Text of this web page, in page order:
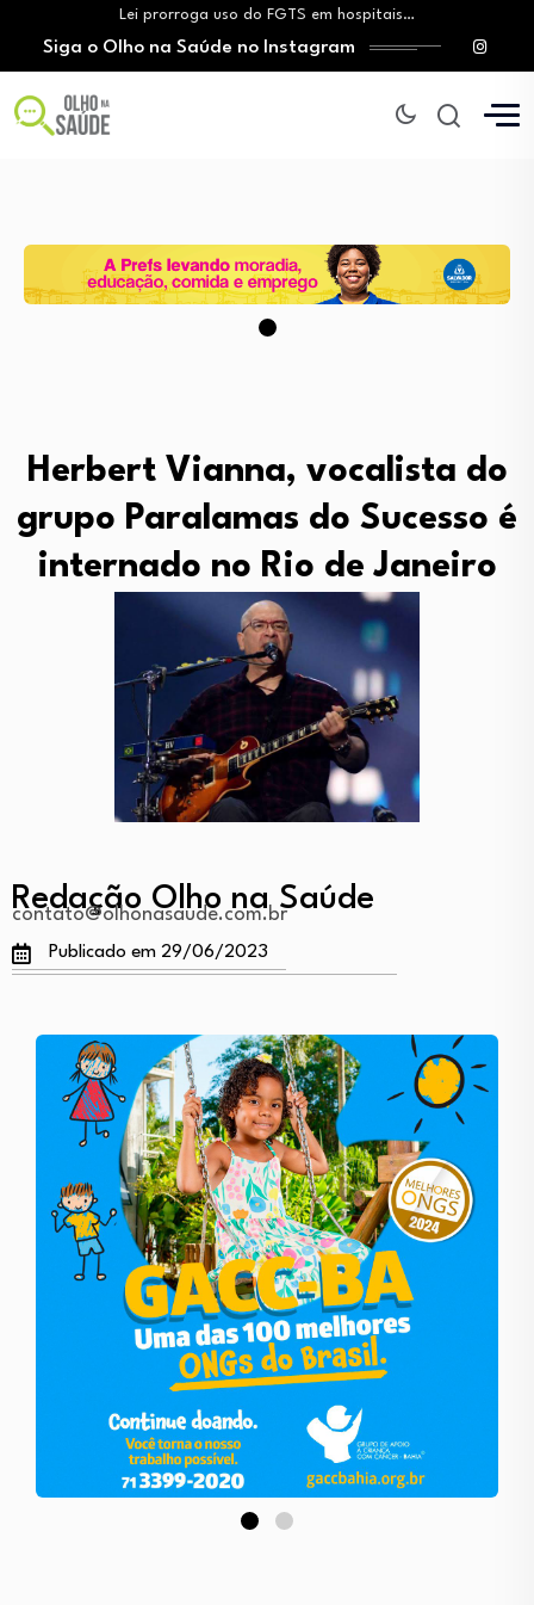
Lei prorroga uso do FGTS em hospitais…
Brasil registra alta taxa de diagnósticos tardios…
O Monte Tabor entrega à Bahia um…
Aleitamento materno: Salvador amplia ações de incentivo…
Medicamento incorporado ao SUS reduz em até…
Siga o Olho na Saúde no Instagram
Herbert Vianna, vocalista do
grupo Paralamas do Sucesso é
internado no Rio de Janeiro
Redação Olho na Saúde
contato@olhonasaude.com.br
Publicado em 29/06/2023